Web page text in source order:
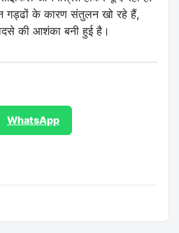
गड्ढों के कारण संतुलन खो रहे हैं,
की आशंका बनी हुई है।
WhatsApp